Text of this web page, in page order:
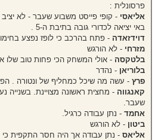
פרסונלית :
אליאסי- קופי פייסט משבוע שעבר - לא יציב
באי יציאה לכדורי גובה בתיבת ה-5 .
דוידזאדה- פתח בהרכב כי לופז נפצע
מזרחי- לא הורגש
בלטקסה- אולי המשחק הכי פחות טוב שלו
בלוריאן- נהדר
פרץ- עשה מה שיכל כמחליף של ונטורה .
קאנגווה- מחצית ראשונה מצויינת. בשנייה
שעבר.
אחמד- נתן עבודה כרגיל.
ביטון- לא הורגש
אליאס- נתן עבודה אך היה חסר התקפית כי